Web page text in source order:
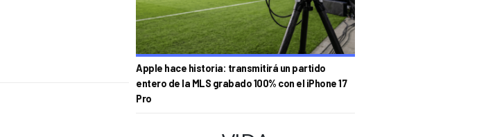
Apple hace historia: transmitirá un partido
entero de la MLS grabado 100% con el iPhone 17
Pro